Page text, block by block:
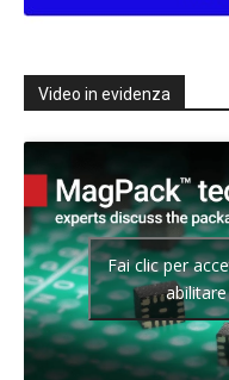
Video in evidenza
Fai clic per